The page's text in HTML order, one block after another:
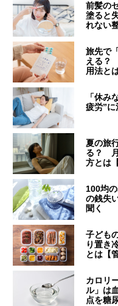
前髪の
塗ると
れない
旅先で
える？
用法と
「休み
疲労”
夏の旅
る？ 月
方とは
100均
の銭失
聞く
子ども
り置き
とは【
カロリ
ル」は
点を糖